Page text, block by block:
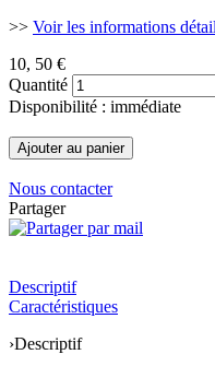
>> Voir les informations
10, 50 €
Quantité
Disponibilité : immédiate
Nous contacter
Partager
Descriptif
Caractéristiques
›Descriptif